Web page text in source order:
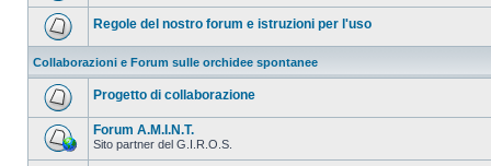
Regole del nostro forum e istruzioni per l'uso
Collaborazioni e Forum sulle orchidee spontanee
Progetto di collaborazione
Forum A.M.I.N.T.
Sito partner del G.I.R.O.S.